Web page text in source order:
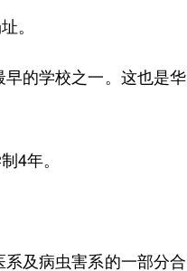
。
的学校之一。这也是华
4年。
及病虫害系的一部分合